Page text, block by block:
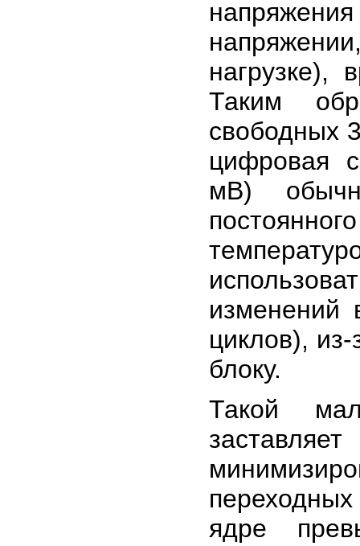
нагрузке),
Таким
свободных
цифровая
мВ)
изменений
циклов),
блоку.
Такой
ядре